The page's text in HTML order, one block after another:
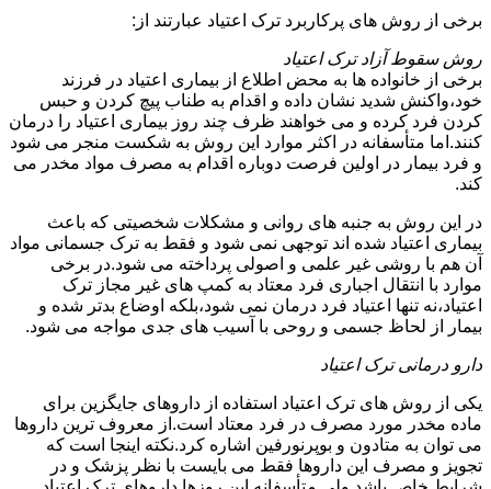
برخی از روش های پرکاربرد ترک اعتیاد عبارتند از:
روش سقوط آزاد ترک اعتیاد
برخی از خانواده ها به محض اطلاع از بیماری اعتیاد در فرزند
خود،واکنش شدید نشان داده و اقدام به طناب پیچ کردن و حبس
کردن فرد کرده و می خواهند ظرف چند روز بیماری اعتیاد را درمان
کنند.اما متأسفانه در اکثر موارد این روش به شکست منجر می شود
و فرد بیمار در اولین فرصت دوباره اقدام به مصرف مواد مخدر می
کند.
در این روش به جنبه های روانی و مشکلات شخصیتی که باعث
بیماری اعتیاد شده اند توجهی نمی شود و فقط به ترک جسمانی مواد
آن هم با روشی غیر علمی و اصولی پرداخته می شود.در برخی
موارد با انتقال اجباری فرد معتاد به کمپ های غیر مجاز ترک
اعتیاد،نه تنها اعتیاد فرد درمان نمی شود،بلکه اوضاع بدتر شده و
بیمار از لحاظ جسمی و روحی با آسیب های جدی مواجه می شود.
دارو درمانی ترک اعتیاد
یکی از روش های ترک اعتیاد استفاده از داروهای جایگزین برای
ماده مخدر مورد مصرف در فرد معتاد است.از معروف ترین داروها
می توان به متادون و بوپرنورفین اشاره کرد.نکته اینجا است که
تجویز و مصرف این داروها فقط می بایست با نظر پزشک و در